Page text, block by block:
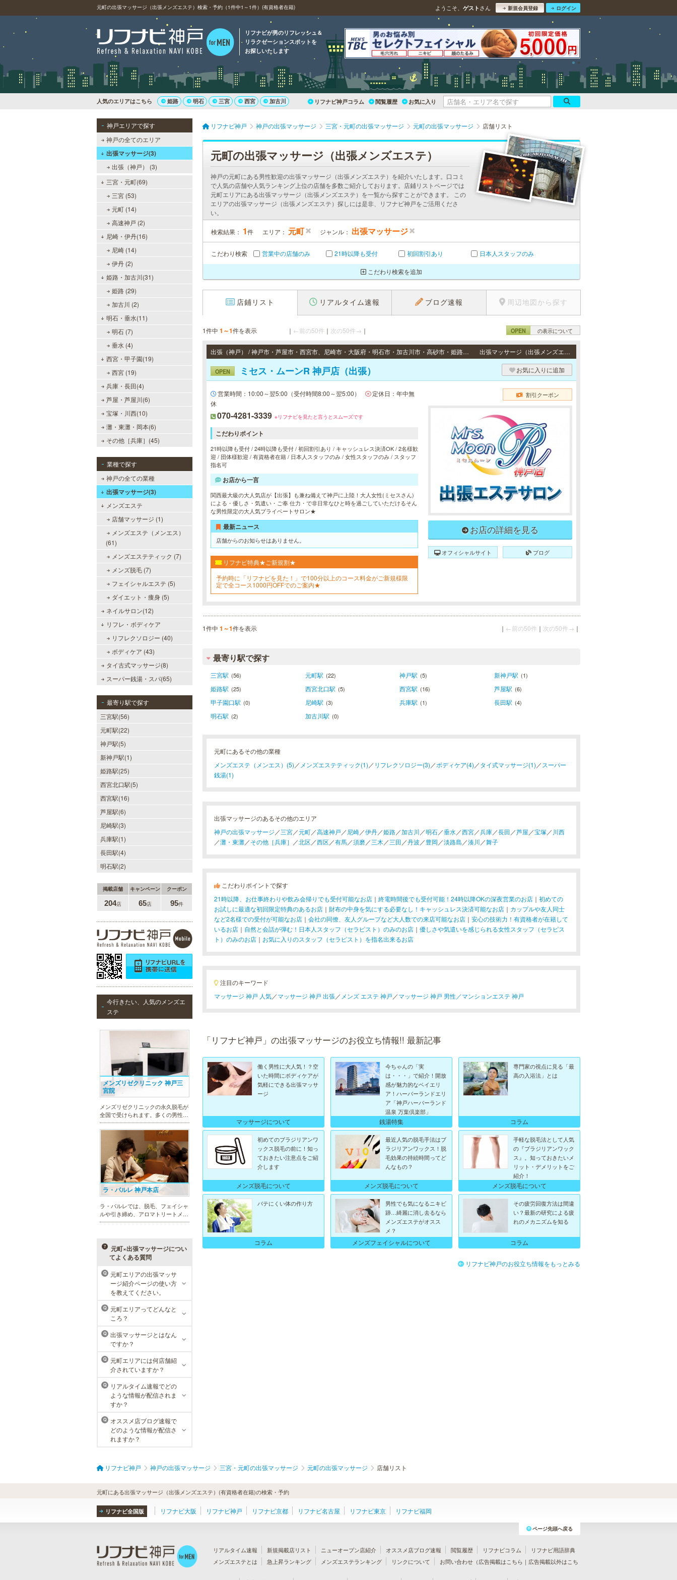
元町の出張マッサージ（出張メンズエステ）検索・予約（1件中1～1件）(有資格者在籍) ようこそ、 ゲスト さん 新規会員登録 ログイン
リフナビが男のリフレッシュ＆
リラクゼーションスポットを
お探しいたします
人気のエリアはこちら 姫路 明石 三宮 西宮 加古川 リフナビ神戸コラム 閲覧履歴 お気に入り
神戸エリアで探す
神戸の全てのエリア
出張マッサージ(3)
出張（神戸） (3)
三宮・元町(69)
三宮 (53)
元町 (14)
高速神戸 (2)
尼崎・伊丹(16)
尼崎 (14)
伊丹 (2)
姫路・加古川(31)
姫路 (29)
加古川 (2)
明石・垂水(11)
明石 (7)
垂水 (4)
西宮・甲子園(19)
西宮 (19)
兵庫・長田(4)
芦屋・芦屋川(6)
宝塚・川西(10)
灘・東灘・岡本(6)
その他［兵庫］(45)
業種で探す
神戸の全ての業種
出張マッサージ(3)
メンズエステ
店舗マッサージ (1)
メンズエステ（メンエス）
(61)
メンズエステティック (7)
メンズ脱毛 (7)
フェイシャルエステ (5)
ダイエット・痩身 (5)
ネイルサロン(12)
リフレ・ボディケア
リフレクソロジー (40)
ボディケア (43)
タイ古式マッサージ(8)
スーパー銭湯・スパ(65)
最寄り駅で探す
三宮駅(56)
元町駅(22)
神戸駅(5)
新神戸駅(1)
姫路駅(25)
西宮北口駅(5)
西宮駅(16)
芦屋駅(6)
尼崎駅(3)
兵庫駅(1)
長田駅(4)
明石駅(2)
掲載店舗 キャンペーン クーポン
204店 65店 95件
今行きたい、人気のメンズエ
ステ
メンズリゼクリニック 神戸三
宮院
メンズリゼクリニックの永久脱毛が
全国で受けられます。多くの男性患
者様にご支持頂き、新宿1院から始
まったメンズリゼクリニックが、現
在では提携院含め全国10院を展開す
るクリニックになりました。
ラ・パルレ 神戸本店
ラ・パルレでは、脱毛、フェイシャ
ルや引き締め、アロマトリートメン
ト、本格的なダイエットコース等、
回限定体験コースも多数取り揃えて
おります。
MEN’S TBC ミント神戸三宮店
メンズTBCは、ヒゲ脱毛やからだ脱
毛、ボディ引き締め、フェイシャル
等、清潔感を保ちたい方や、お手入
れを楽に済ませたい方を全力でサポ
ート致します。各種体験コースもご
用意し、お待ちしております。
元町×出張マッサージについ
てよくある質問
Q
元町エリアの出張マッサ
ージ紹介ページの使い方
を教えてください。
Q
元町エリアってどんなと
ころ？
Q
出張マッサージとはなん
ですか？
Q
元町エリアには何店舗紹
介されていますか？
Q
リアルタイム速報でどの
ような情報が配信されま
すか？
Q
オススメ店ブログ速報で
どのような情報が配信さ
れますか？
リフナビ神戸 神戸の出張マッサージ 三宮・元町の出張マッサージ 元町の出張マッサージ 店舗リスト
元町の出張マッサージ（出張メンズエステ）
神戸の元町にある男性歓迎の出張マッサージ（出張メンズエステ）を紹介いたします。口コミ
で人気の店舗や人気ランキング上位の店舗を多数ご紹介しております。店鋪リストページでは
元町エリアにある出張マッサージ（出張メンズエステ）を一覧から探すことができます。 この
エリアの出張マッサージ（出張メンズエステ）探しには是非、リフナビ神戸をご活用くださ
い。
検索結果： 1件 エリア： 元町 ジャンル： 出張マッサージ
こだわり検索 営業中の店舗のみ 21時以降も受付 初回割引あり 日本人スタッフのみ
こだわり検索を追加
店鋪リスト リアルタイム速報 ブログ速報 周辺地図から探す
1件中 1～1件を表示 ｜ ←前の50件 ｜ 次の50件→ ｜ OPEN の表示について
出張（神戸） / 神戸市・芦屋市・西宮市、尼崎市・大阪府・明石市・加古川市・高砂市・姫路市・三田市・三木市・伊丹市・その他のご自宅・ビジネスホテル 出張マッサージ（出張メンズエステ）
OPEN ミセス・ムーンR 神戸店（出張） お気に入りに追加
営業時間：10:00～翌5:00（受付時間8:00～翌5:00）
定休日：年中無
休
070-4281-3339 ※リフナビを見たと言うとスムーズです
こだわりポイント
21時以降も受付 / 24時以降も受付 / 初回割引あり / キャッシュレス決済OK / 2名様歓
迎 / 団体様歓迎 / 有資格者在籍 / 日本人スタッフのみ / 女性スタッフのみ / スタッフ
指名可
お店から一言
関西最大級の大人気店が【出張】も兼ね備えて神戸に上陸！大人女性(ミセスさん)
による・優しさ・気遣い・ご奉 仕力・で非日常なひと時を過ごしていただけるそん
な男性限定の大人気プライベートサロン★
最新ニュース
店舗からのお知らせはありません。
リフナビ特典★ご新規割★
予約時に「リフナビを見た！」で100分以上のコース料金がご新規様限
定で全コース1000円OFFでのご案内★
割引クーポン
お店の詳細を見る
オフィシャルサイト ブログ
1件中 1～1件を表示 ｜ ←前の50件 ｜ 次の50件→ ｜
最寄り駅で探す
三宮駅 (56) 元町駅 (22) 神戸駅 (5) 新神戸駅 (1)
姫路駅 (25) 西宮北口駅 (5) 西宮駅 (16) 芦屋駅 (6)
甲子園口駅 (0) 尼崎駅 (3) 兵庫駅 (1) 長田駅 (4)
明石駅 (2) 加古川駅 (0)
元町にあるその他の業種
メンズエステ（メンエス）(5) ／ メンズエステティック(1) ／ リフレクソロジー(3) ／ボディケア(4) ／タイ式マッサージ(1) ／ スーパー
銭湯(1)
出張マッサージのあるその他のエリア
神戸の出張マッサージ ／三宮／元町／高速神戸／ 尼崎／伊丹／姫路／加古川 ／明石／垂水 ／西宮／兵庫／長田 ／芦屋 ／宝塚 ／ 川西
／灘・東灘／その他［兵庫］ ／北区／西区／有馬／須磨／三木 ／三田 ／丹波 ／豊岡 ／淡路島 ／湊川 ／舞子
こだわりポイントで探す
21時以降、お仕事終わりや飲み会帰りでも受付可能なお店 ｜ 終電時間後でも受付可能！24時以降OKの深夜営業のお店 ｜ 初めての
お試しに最適な初回限定特典のあるお店 ｜ 財布の中身を気にする必要なし！キャッシュレス決済可能なお店 ｜ カップルや友人同士
など2名様での受付が可能なお店 ｜ 会社の同僚、友人グループなど大人数での来店可能なお店 ｜ 安心の技術力！有資格者が在籍して
いるお店 ｜ 自然と会話が弾む！日本人スタッフ（セラピスト）のみのお店 ｜ 優しさや気遣いを感じられる女性スタッフ（セラピス
ト）のみのお店 ｜ お気に入りのスタッフ（セラピスト）を指名出来るお店
注目のキーワード
マッサージ 神戸 人気／マッサージ 神戸 出張／ メンズ エステ 神戸／マッサージ 神戸 男性／マンションエステ 神戸
「リフナビ神戸」の出張マッサージのお役立ち情報!! 最新記事
働く男性に大人気！？空
いた時間にボディケアが
気軽にできる出張マッサ
ージ
マッサージについて
今ちゃんの「実
は・・・」で紹介！開放
感が魅力的なベイエリ
ア！ハーバーランドエリ
ア「神戸ハーバーランド
温泉 万葉倶楽部」
銭湯特集
専門家の視点に見る「最
高の入浴法」とは
コラム
初めてのブラジリアンワ
ックス脱毛の前に！知っ
ておきたい注意点をご紹
介します
メンズ脱毛について
最近人気の脱毛手法はブ
ラジリアンワックス！脱
毛効果の持続時間ってど
んなもの？
メンズ脱毛について
手軽な脱毛法として人気
の『ブラジリアンワック
ス』。知っておきたいメ
リット・デメリットをご
紹介！
メンズ脱毛について
バテにくい体の作り方
コラム
男性でも気になるニキビ
跡…綺麗に消し去るなら
メンズエステがオスス
メ？
メンズフェイシャルについて
その疲労回復方法は間違
い？最新の研究による疲
れのメカニズムを知る
コラム
リフナビ神戸のお役立ち情報をもっとみる
リフナビ神戸 神戸の出張マッサージ 三宮・元町の出張マッサージ 元町の出張マッサージ 店舗リスト
元町にある出張マッサージ（出張メンズエステ）(有資格者在籍)の検索・予約
リフナビ全国版 リフナビ大阪 リフナビ神戸 リフナビ京都 リフナビ名古屋 リフナビ東京 リフナビ福岡
ページ先頭へ戻る
リアルタイム速報 新規掲載店リスト ニューオープン店紹介 オススメ店ブログ速報 閲覧履歴 リフナビコラム
リフナビ用語辞典
メンズエステとは
急上昇ランキング メンズエステランキング リンクについて お問い合わせ（広告掲載はこちら ｜ 広告掲載以外はこち